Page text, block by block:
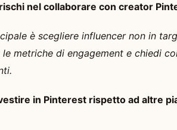
nel collaborare con creator
è scegliere influencer non in
le metriche di engagement e chiedi
in Pinterest rispetto ad altre